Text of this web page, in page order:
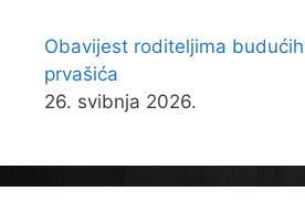
Obavijest roditeljima budućih
prvašića
26. svibnja 2026.